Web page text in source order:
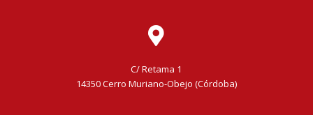
C/ Retama 1
14350 Cerro Muriano-Obejo (Córdoba)